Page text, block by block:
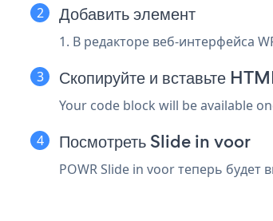
Добавить элемент
1. В редакторе веб-интерфейса
Скопируйте и вставьте
Your code block will be available
Посмотреть Slide in voor
POWR Slide in voor теперь будет